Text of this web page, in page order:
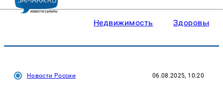
Недвижимость Здоровье
Новости России 06.08.2025, 10:20